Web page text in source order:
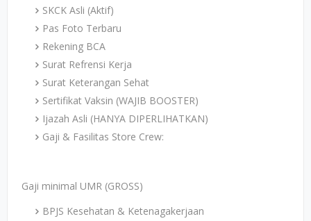
SKCK Asli (Aktif)
Pas Foto Terbaru
Rekening BCA
Surat Refrensi Kerja
Surat Keterangan Sehat
Sertifikat Vaksin (WAJIB BOOSTER)
Ijazah Asli (HANYA DIPERLIHATKAN)
Gaji & Fasilitas Store Crew:
Gaji minimal UMR (GROSS)
BPJS Kesehatan & Ketenagakerjaan